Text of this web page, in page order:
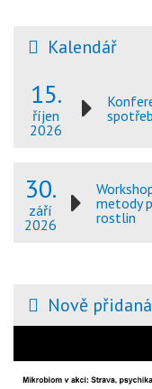
Kalendář
15.
říjen
2026
30.
září
2026
metody
rostlin
Nově